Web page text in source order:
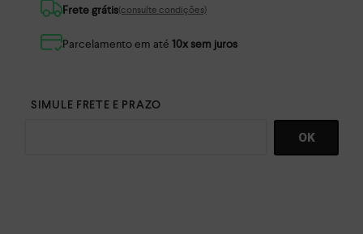
Frete grátis(consulte condições)
Parcelamento em até 10x sem juros